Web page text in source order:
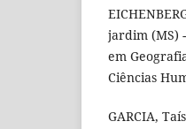
jardim (MS)
em
Ciências
GARCIA,